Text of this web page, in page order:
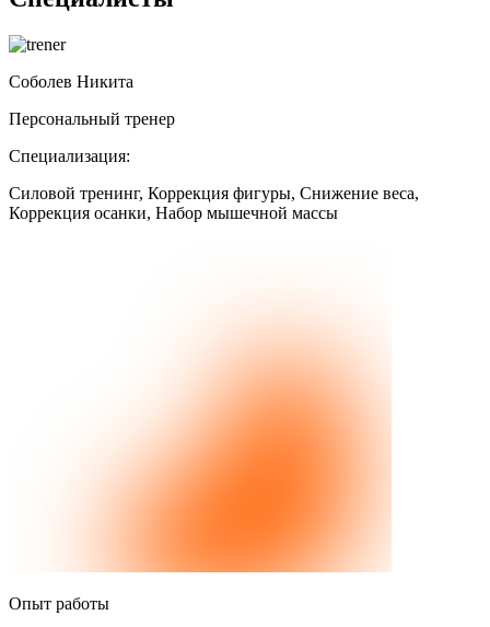
Соболев Никита
Персональный тренер
Специализация:
Силовой тренинг, Коррекция фигуры, Снижение веса,
Коррекция осанки, Набор мышечной массы
Опыт работы